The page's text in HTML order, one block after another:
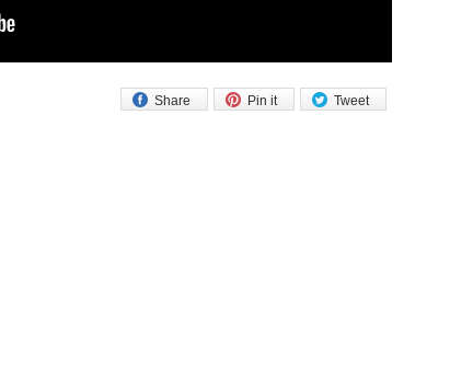
Tweet
Pin it
Share